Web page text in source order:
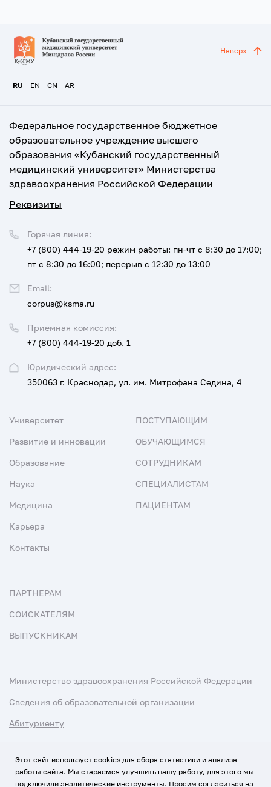
RU EN CN AR
Наверх
Федеральное государственное бюджетное
образовательное учреждение высшего
образования «Кубанский государственный
медицинский университет» Министерства
здравоохранения Российской Федерации
Реквизиты
Юридический адрес:
350063 г. Краснодар, ул. им. Митрофана Седина, 4
Приемная комиссия:
+7 (800) 444-19-20 доб. 1
Горячая линия:
+7 (800) 444-19-20 режим работы: пн-чт с 8:30 до 17:00;
пт с 8:30 до 16:00; перерыв с 12:30 до 13:00
Email:
corpus@ksma.ru
Университет
Развитие и инновации
Образование
Наука
Медицина
Карьера
Контакты
ПОСТУПАЮЩИМ
ОБУЧАЮЩИМСЯ
СОТРУДНИКАМ
СПЕЦИАЛИСТАМ
ПАЦИЕНТАМ
ПАРТНЕРАМ
СОИСКАТЕЛЯМ
ВЫПУСКНИКАМ
Министерство здравоохранения Российской Федерации
Сведения об образовательной организации
Абитуриенту
Этот сайт использует cookies для сбора статистики и анализа
работы сайта. Мы стараемся улучшить нашу работу, для этого мы
подключили аналитические инструменты. Просим согласиться на